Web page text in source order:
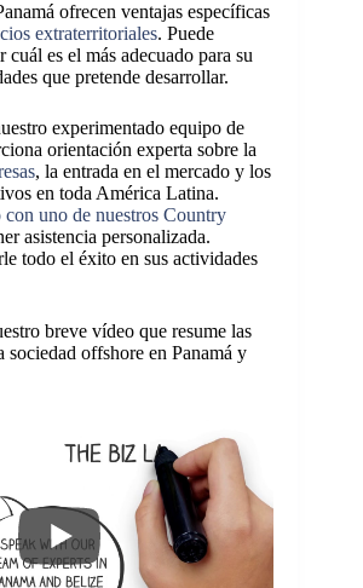
ofrecen ventajas específicas
extraterritoriales. Puede
es el más adecuado para su
que pretende desarrollar.
experimentado equipo de
orientación experta sobre la
, la entrada en el mercado y los
en toda América Latina.
con uno de nuestros Country
asistencia personalizada.
todo el éxito en sus actividades
breve vídeo que resume las
sociedad offshore en Panamá y